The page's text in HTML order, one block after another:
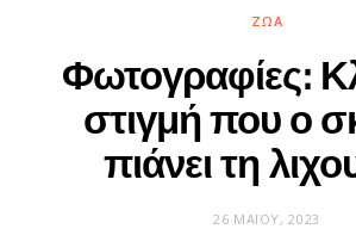
ΖΏΑ
Φωτογραφίες:
στιγμή που ο
πιάνει τη
26 ΜΑΪ́ΟΥ, 2023